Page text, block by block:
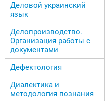
Деловой украинский
язык
Делопроизводство.
Организация работы с
документами
Дефектология
Диалектика и
методология познания